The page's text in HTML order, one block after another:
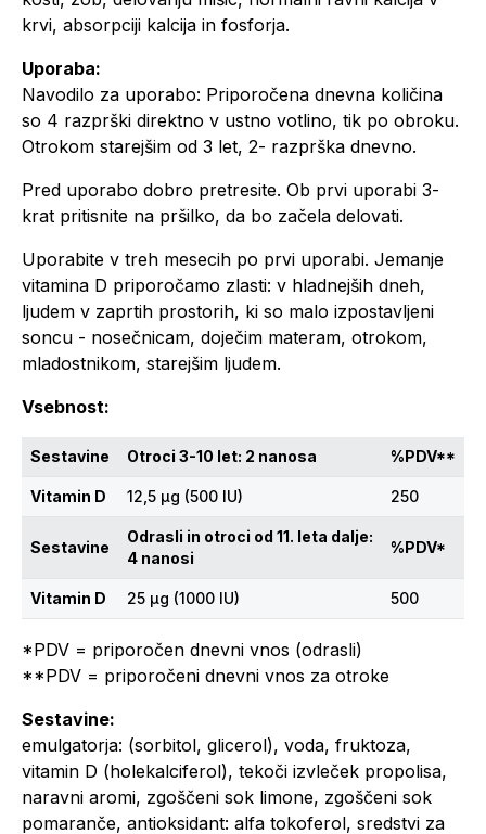
krvi, absorpciji kalcija in fosforja.
Uporaba:
Navodilo za uporabo: Priporočena dnevna količina
so 4 razprški direktno v ustno votlino, tik po obroku.
Otrokom starejšim od 3 let, 2- razprška dnevno.
Pred uporabo dobro pretresite. Ob prvi uporabi 3-
krat pritisnite na pršilko, da bo začela delovati.
Uporabite v treh mesecih po prvi uporabi. Jemanje
vitamina D priporočamo zlasti: v hladnejših dneh,
ljudem v zaprtih prostorih, ki so malo izpostavljeni
soncu - nosečnicam, doječim materam, otrokom,
mladostnikom, starejšim ljudem.
Vsebnost:
Sestavine Otroci 3-10 let: 2 nanosa %PDV**
Vitamin D 12,5 μg (500 IU) 250
Sestavine
Odrasli in otroci od 11. leta dalje:
4 nanosi
%PDV*
Vitamin D 25 μg (1000 IU) 500
*PDV = priporočen dnevni vnos (odrasli)
**PDV = priporočeni dnevni vnos za otroke
Sestavine:
emulgatorja: (sorbitol, glicerol), voda, fruktoza,
vitamin D (holekalciferol), tekoči izvleček propolisa,
naravni aromi, zgoščeni sok limone, zgoščeni sok
pomaranče, antioksidant: alfa tokoferol, sredstvi za